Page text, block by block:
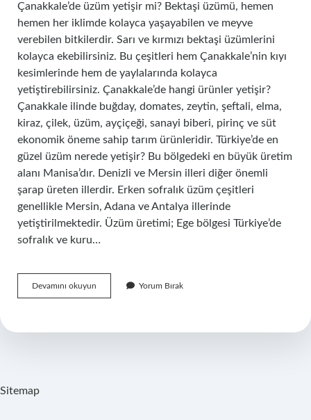
Çanakkale’de üzüm yetişir mi? Bektaşi üzümü, hemen
hemen her iklimde kolayca yaşayabilen ve meyve
verebilen bitkilerdir. Sarı ve kırmızı bektaşi üzümlerini
kolayca ekebilirsiniz. Bu çeşitleri hem Çanakkale’nin kıyı
kesimlerinde hem de yaylalarında kolayca
yetiştirebilirsiniz. Çanakkale’de hangi ürünler yetişir?
Çanakkale ilinde buğday, domates, zeytin, şeftali, elma,
kiraz, çilek, üzüm, ayçiçeği, sanayi biberi, pirinç ve süt
ekonomik öneme sahip tarım ürünleridir. Türkiye’de en
güzel üzüm nerede yetişir? Bu bölgedeki en büyük üretim
alanı Manisa’dır. Denizli ve Mersin illeri diğer önemli
şarap üreten illerdir. Erken sofralık üzüm çeşitleri
genellikle Mersin, Adana ve Antalya illerinde
yetiştirilmektedir. Üzüm üretimi; Ege bölgesi Türkiye’de
sofralık ve kuru…
Devamını okuyun Çanakkalede
Hangi
Yorum Bırak
Sitemap